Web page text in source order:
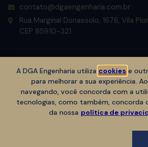
contato@dgaengenharia.com.br
Rua Marginal Donassolo, 1676, Vila
CEP 85910-321
Copyright © DGA Engenharia 2023. Todos os
A DGA Engenharia utiliza cookies e
para melhorar a sua experiência.
navegando, você concorda com a
tecnologias, como também, concorda
da nossa política de